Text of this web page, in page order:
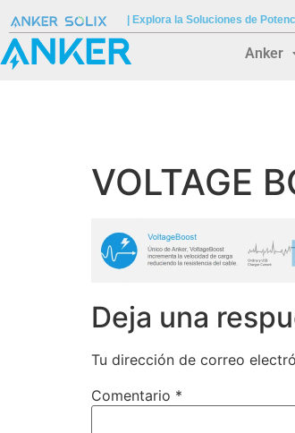
| Explora la Soluciones de
Anker
VOLTAGE
Deja una
Tu dirección de correo
Comentario *